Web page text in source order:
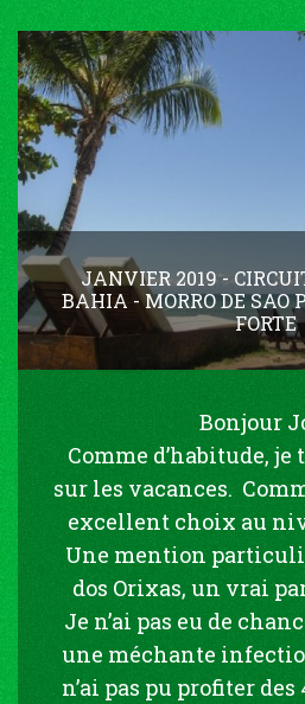
JANVIER 2019 -
BAHIA - MORRO DE SAO
FORTE
Bonjour
Comme d’habitude,
sur les vacances.
excellent choix au
Une mention
dos Orixas, un vrai
Je n’ai pas eu de
une méchante
n’ai pas pu profiter